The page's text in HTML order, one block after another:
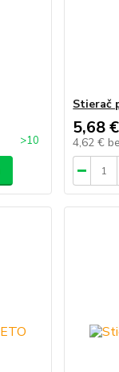
>10
Stierač
5,68 €
4,62 €